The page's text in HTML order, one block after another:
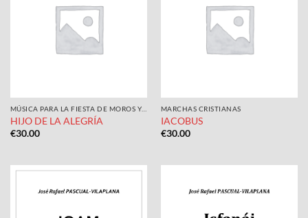
HIJO DE LA ALEGRÍA
€30.00
MARCHAS CRISTIANAS
IACOBUS
€30.00